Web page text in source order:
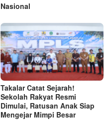
Nasional
Takalar Catat Sejarah!
Sekolah Rakyat Resmi
Dimulai, Ratusan Anak Siap
Mengejar Mimpi Besar